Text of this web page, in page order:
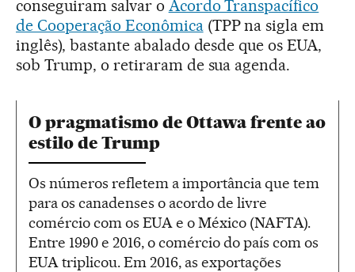
conseguiram salvar o Acordo Transpacífico
de Cooperação Econômica(TPP na sigla em
inglês), bastante abalado desde que os EUA,
sob Trump, o retiraram de sua agenda.
O pragmatismo de Ottawa frente ao
estilo de Trump
Os números refletem a importância que tem
para os canadenses o acordo de livre
comércio com os EUA e o México (NAFTA).
Entre 1990 e 2016, o comércio do país com os
EUA triplicou. Em 2016, as exportações